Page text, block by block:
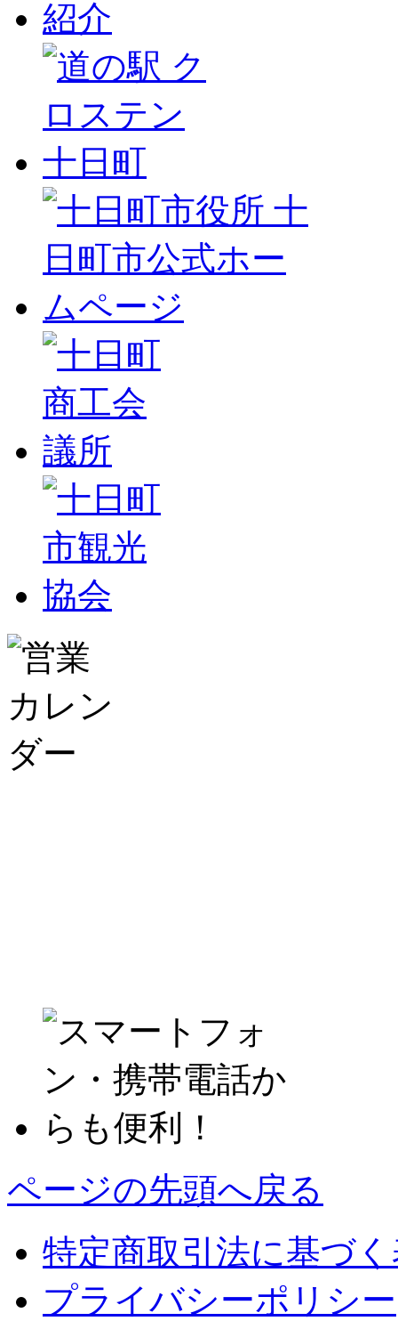
ページの先頭へ戻る
特定商取引法に基づ
プライバシーポリシー